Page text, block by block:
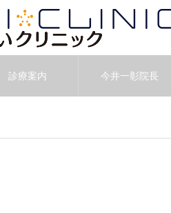
診療案内 今井一彰院長